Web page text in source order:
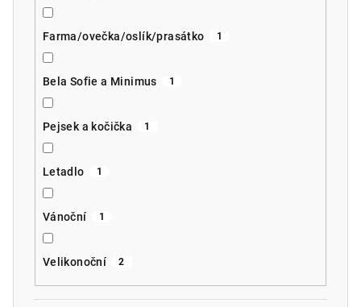
Farma/ovečka/oslík/prasátko 1
Bela Sofie a Minimus 1
Pejsek a kočička 1
Letadlo 1
Vánoční 1
Velikonoční 2